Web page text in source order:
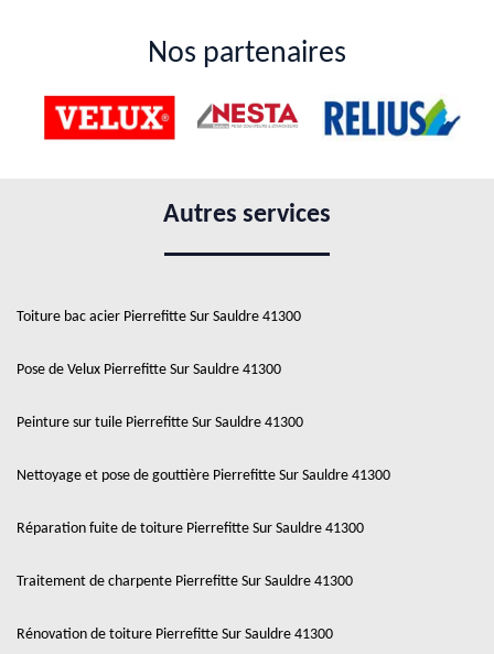
Nos partenaires
Autres services
Toiture bac acier Pierrefitte Sur Sauldre 41300
Pose de Velux Pierrefitte Sur Sauldre 41300
Peinture sur tuile Pierrefitte Sur Sauldre 41300
Nettoyage et pose de gouttière Pierrefitte Sur Sauldre 41300
Réparation fuite de toiture Pierrefitte Sur Sauldre 41300
Traitement de charpente Pierrefitte Sur Sauldre 41300
Rénovation de toiture Pierrefitte Sur Sauldre 41300